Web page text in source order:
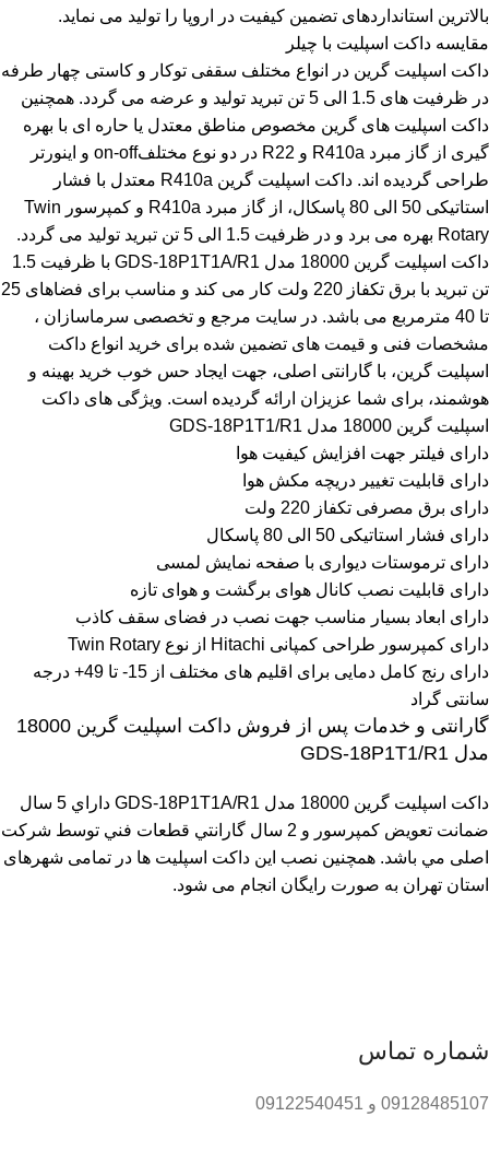
بالاترین استانداردهای تضمین کیفیت در اروپا را تولید می نماید.
مقایسه داکت اسپلیت با چیلر
داکت اسپلیت گرین در انواع مختلف سقفی توکار و کاستی چهار طرفه
در ظرفیت های 1.5 الی 5 تن تبرید تولید و عرضه می گردد. همچنین
داکت اسپلیت های گرین مخصوص مناطق معتدل یا حاره ای با بهره
گیری از گاز مبرد R410a و R22 در دو نوع مختلفon-off و اینورتر
طراحی گردیده اند. داکت اسپلیت گرین R410a معتدل با فشار
استاتیکی 50 الی 80 پاسکال، از گاز مبرد R410a و کمپرسور Twin
Rotary بهره می برد و در ظرفیت 1.5 الی 5 تن تبرید تولید می گردد.
داکت اسپلیت گرین 18000 مدل GDS-18P1T1A/R1 با ظرفیت 1.5
تن تبرید با برق تکفاز 220 ولت کار می کند و مناسب برای فضاهای 25
تا 40 مترمربع می باشد. در سایت مرجع و تخصصی سرماسازان ،
مشخصات فنی و قیمت های تضمین شده برای خرید انواع داکت
اسپلیت گرین، با گارانتی اصلی، جهت ایجاد حس خوب خرید بهینه و
هوشمند، برای شما عزیزان ارائه گردیده است. ویژگی های داکت
اسپلیت گرین 18000 مدل GDS-18P1T1/R1
دارای فیلتر جهت افزایش کیفیت هوا
دارای قابلیت تغییر دریچه مکش هوا
دارای برق مصرفی تکفاز 220 ولت
دارای فشار استاتیکی 50 الی 80 پاسکال
دارای ترموستات دیواری با صفحه نمایش لمسی
دارای قابلیت نصب کانال هوای برگشت و هوای تازه
دارای ابعاد بسیار مناسب جهت نصب در فضای سقف کاذب
دارای کمپرسور طراحی کمپانی Hitachi از نوع Twin Rotary
دارای رنج کامل دمایی برای اقلیم های مختلف از 15- تا 49+ درجه
سانتی گراد
گارانتی و خدمات پس از فروش داکت اسپلیت گرین 18000
مدل GDS-18P1T1/R1
داکت اسپلیت گرین 18000 مدل GDS-18P1T1A/R1 داراي 5 سال
ضمانت تعويض كمپرسور و 2 سال گارانتي قطعات فني توسط شرکت
اصلی مي باشد. همچنین نصب این داکت اسپلیت ها در تمامی شهرهای
استان تهران به صورت رایگان انجام می شود.
شماره تماس
09128485107 و 09122540451